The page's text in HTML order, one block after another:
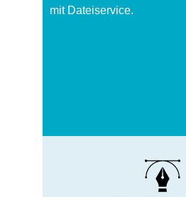
mit Dateiservice.